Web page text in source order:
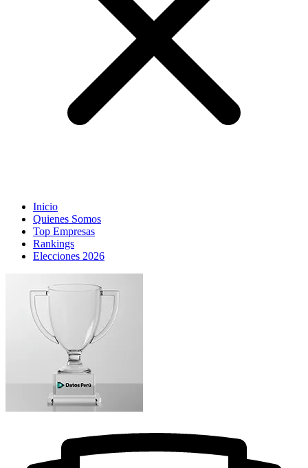
Inicio
Quienes Somos
Top Empresas
Rankings
Elecciones 2026